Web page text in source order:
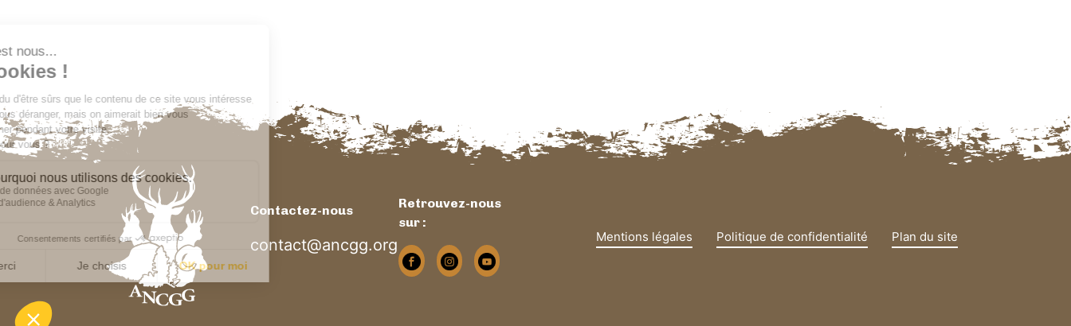
Contactez-nous
contact@ancgg.org
Retrouvez-nous
sur :
Mentions légales
Politique de confidentialité Plan du site